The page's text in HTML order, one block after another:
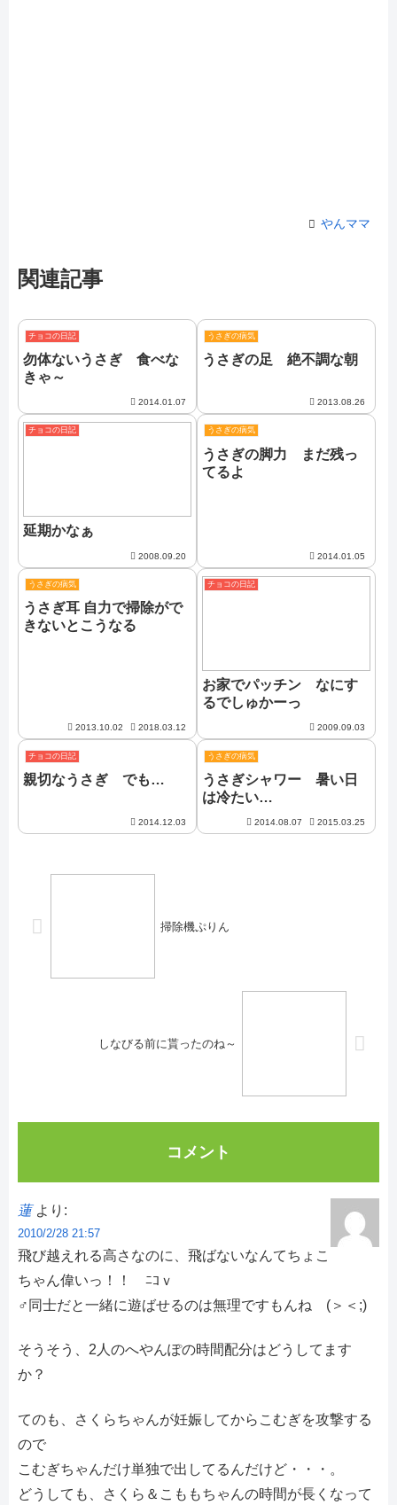
やんママ
関連記事
チョコの日記
勿体ないうさぎ 食べな
きゃ～
2014.01.07
うさぎの病気
うさぎの足 絶不調な朝
2013.08.26
チョコの日記
延期かなぁ
2008.09.20
うさぎの病気
うさぎの脚力 まだ残っ
てるよ
2014.01.05
うさぎの病気
うさぎ耳 自力で掃除がで
きないとこうなる
2013.10.02 2018.03.12
チョコの日記
お家でパッチン なにす
るでしゅかーっ
2009.09.03
チョコの日記
親切なうさぎ でも…
2014.12.03
うさぎの病気
うさぎシャワー 暑い日
は冷たい…
2014.08.07 2015.03.25
掃除機ぷりん
しなびる前に貰ったのね～
コメント
蓮 より:
2010/2/28 21:57
飛び越えれる高さなのに、飛ばないなんてちょこ
ちゃん偉いっ！！ ﾆｺｖ
♂同士だと一緒に遊ばせるのは無理ですもんね (＞＜;)
そうそう、2人のへやんぽの時間配分はどうしてます
か？
てのも、さくらちゃんが妊娠してからこむぎを攻撃する
ので
こむぎちゃんだけ単独で出してるんだけど・・・。
どうしても、さくら＆こももちゃんの時間が長くなって